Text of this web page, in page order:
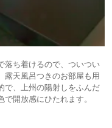
落ち着けるので、ついつい
露天風呂つきのお部屋も用
で、上州の陽射しをふんだ
開放感にひたれます。